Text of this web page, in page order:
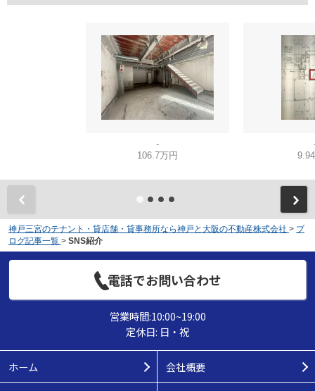
-
106.7万円
神戸三宮のテナント・貸店舗・貸事務所なら神戸と大阪の不動産株式会社 > ブ
ログ記事一覧 > SNS紹介
電話でお問い合わせ
営業時間:10:00~19:00
定休日: 日・祝
ホーム 会社概要